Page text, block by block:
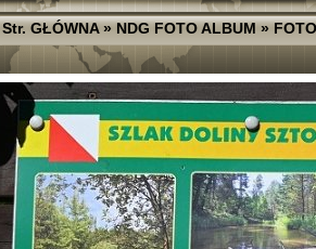
Str. GŁÓWNA»NDG FOTO ALBUM»